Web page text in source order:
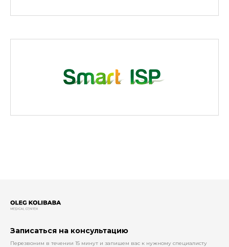
Записаться на консультацию
Перезвоним в течении 15 минут и запишем вас к нужному специалисту